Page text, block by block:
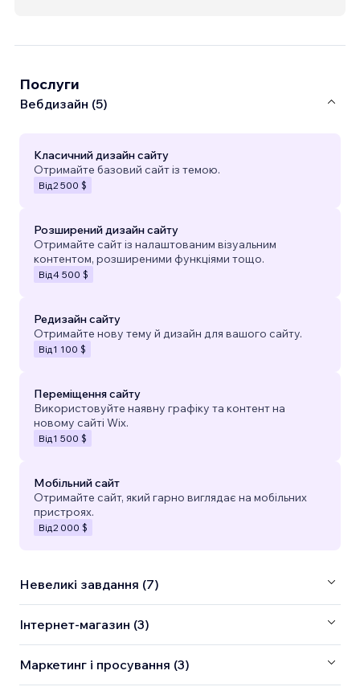
Послуги
Вебдизайн (5)
Класичний дизайн сайту
Отримайте базовий сайт із темою.
Від2 500 $
Розширений дизайн сайту
Отримайте сайт із налаштованим візуальним
контентом, розширеними функціями тощо.
Від4 500 $
Редизайн сайту
Отримайте нову тему й дизайн для вашого сайту.
Від 1 100 $
Переміщення сайту
Використовуйте наявну графіку та контент на
новому сайті Wix.
Від 1 500 $
Мобільний сайт
Отримайте сайт, який гарно виглядає на мобільних
пристроях.
Від2 000 $
Невеликі завдання (7)
Інтернет-магазин (3)
Маркетинг і просування (3)